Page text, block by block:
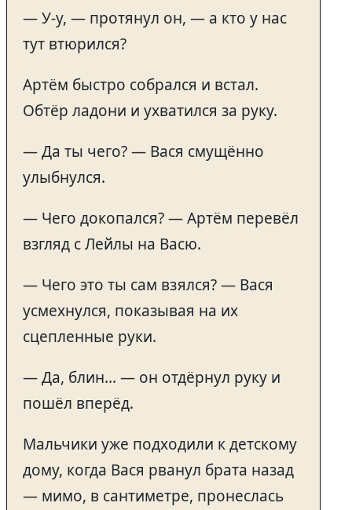
— У-у, — протянул он, — а кто у нас
тут втюрился?
Артём быстро собрался и встал.
Обтёр ладони и ухватился за руку.
— Да ты чего? — Вася смущённо
улыбнулся.
— Чего докопался? — Артём перевёл
взгляд с Лейлы на Васю.
— Чего это ты сам взялся? — Вася
усмехнулся, показывая на их
сцепленные руки.
— Да, блин… — он отдёрнул руку и
пошёл вперёд.
Мальчики уже подходили к детскому
дому, когда Вася рванул брата назад
— мимо, в сантиметре, пронеслась